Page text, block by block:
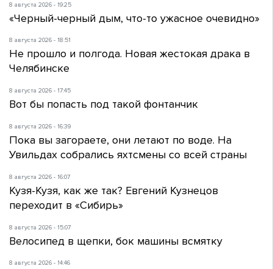
8 августа 2026 - 19:25
«Черный-черный дым, что-то ужасное очевидно»
8 августа 2026 - 18:51
Не прошло и полгода. Новая жестокая драка в
Челябинске
8 августа 2026 - 17:45
Вот бы попасть под такой фонтанчик
8 августа 2026 - 16:39
Пока вы загораете, они летают по воде. На
Увильдах собрались яхтсмены со всей страны
8 августа 2026 - 16:07
Кузя-Кузя, как же так? Евгений Кузнецов
переходит в «Сибирь»
8 августа 2026 - 15:07
Велосипед в щепки, бок машины всмятку
8 августа 2026 - 14:46